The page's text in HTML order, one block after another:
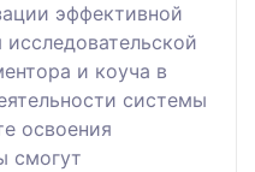
эффективной
и коуча в
системы
освоения
смогут